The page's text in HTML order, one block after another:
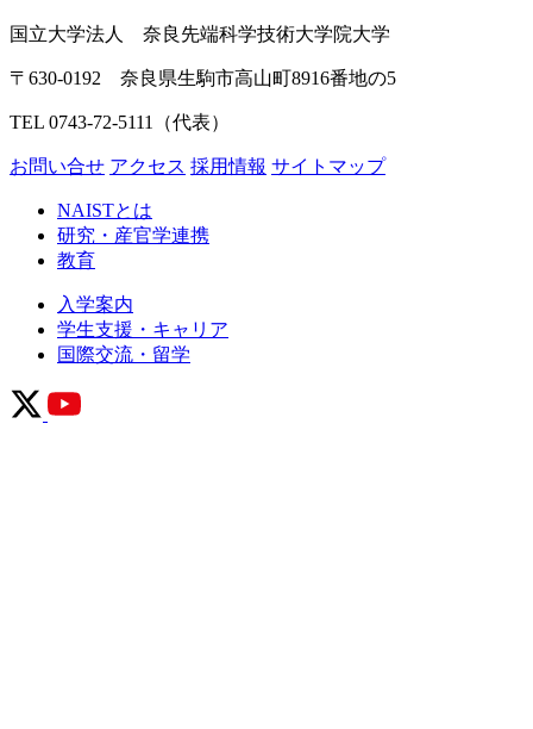
国立大学法人 奈良先端科学技術大学院大学
〒630-0192 奈良県生駒市高山町8916番地の5
TEL 0743-72-5111（代表）
お問い合せ アクセス 採用情報 サイトマップ
NAISTとは
研究・産官学連携
教育
入学案内
学生支援・キャリア
国際交流・留学